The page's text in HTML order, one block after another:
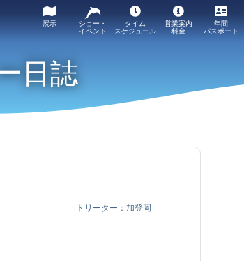
展示
ショー・
イベント
タイム
スケジュール
営業案内
料金
年間
パスポート
日誌
トリーター：加登岡